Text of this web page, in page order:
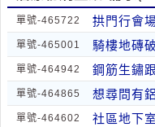
單號-465722 拱門行會
單號-465001 騎樓地磚
單號-464942 鋼筋生鏽
單號-464865 想尋問有
單號-464602 社區地下